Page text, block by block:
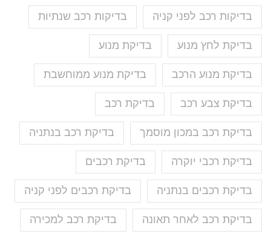
בדיקות רכב לפני קניה בדיקות רכב שנתיות
בדיקת לחץ מנוע בדיקת מנוע
בדיקת מנוע הרכב בדיקת מנוע ממוחשבת
בדיקת צבע רכב בדיקת רכב
בדיקת רכב במכון מוסמך בדיקת רכב בנתניה
בדיקת רכבי יוקרה בדיקת רכבים
בדיקת רכבים בנתניה בדיקת רכבים לפני קניה
בדיקת רכב לאחר תאונה בדיקת רכב למכירה